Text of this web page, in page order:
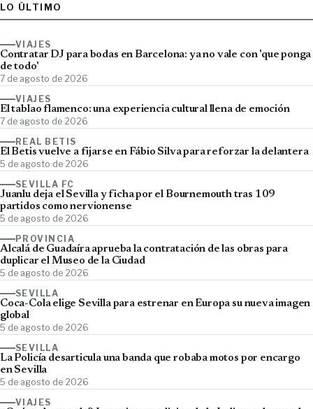
LO ÚLTIMO
VIAJES
Contratar DJ para bodas en Barcelona: ya no vale con 'que ponga
de todo'
7 de agosto de 2026
VIAJES
El tablao flamenco: una experiencia cultural llena de emoción
7 de agosto de 2026
REAL BETIS
El Betis vuelve a fijarse en Fábio Silva para reforzar la delantera
5 de agosto de 2026
SEVILLA FC
Juanlu deja el Sevilla y ficha por el Bournemouth tras 109
partidos como nervionense
5 de agosto de 2026
PROVINCIA
Alcalá de Guadaíra aprueba la contratación de las obras para
duplicar el Museo de la Ciudad
5 de agosto de 2026
SEVILLA
Coca-Cola elige Sevilla para estrenar en Europa su nueva imagen
global
5 de agosto de 2026
SEVILLA
La Policía desarticula una banda que robaba motos por encargo
en Sevilla
5 de agosto de 2026
VIAJES